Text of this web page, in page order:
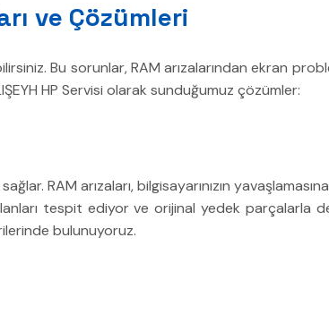
ve Çözümleri
Bu sorunlar, RAM arızalarından ekran
HP Servisi olarak sunduğumuz çözümler:
sağlar. RAM arızaları, bilgisayarınızın
tespit ediyor ve orijinal yedek parçalarla
bulunuyoruz.